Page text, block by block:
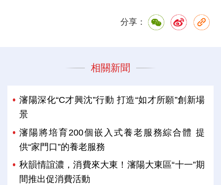
分享：
相關新聞
瀋陽深化“C才興沈”行動 打造“如才所願”創新場
景
瀋陽將培育200個嵌入式養老服務綜合體 提
供“家門口”的養老服務
秋韻情誼濃，消費來大東！瀋陽大東區“十一”期
間推出促消費活動